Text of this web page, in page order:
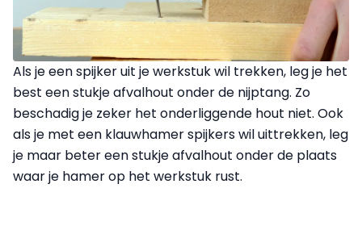
Als je een spijker uit je werkstuk wil trekken, leg je het
best een stukje afvalhout onder de nijptang. Zo
beschadig je zeker het onderliggende hout niet. Ook
als je met een klauwhamer spijkers wil uittrekken, leg
je maar beter een stukje afvalhout onder de plaats
waar je hamer op het werkstuk rust.